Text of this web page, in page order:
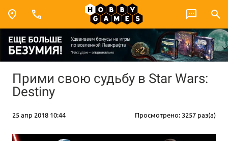
Прими свою судьбу в Star Wars:
Destiny
25 апр 2018 10:44 Просмотрено: 3257 раз(а)